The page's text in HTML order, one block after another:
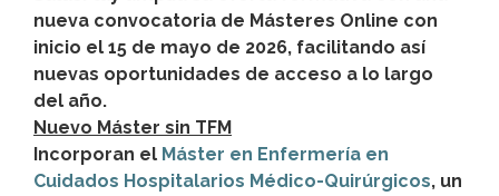
nueva convocatoria de Másteres Online con
inicio el 15 de mayo de 2026, facilitando así
nuevas oportunidades de acceso a lo largo
del año.
Nuevo Máster sin TFM
Incorporan el Máster en Enfermería en
Cuidados Hospitalarios Médico-Quirúrgicos, un